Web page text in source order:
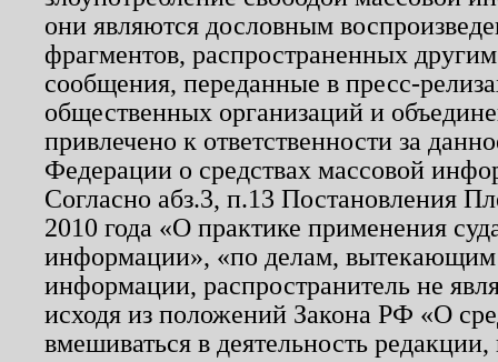
они являются дословным
фрагментов, распространенных
сообщения, переданные в пресс-
общественных организаций и
привлечено к ответственности за
Федерации о средствах массовой
Согласно абз.3, п.13 Постановления
2010 года «О практике применения
информации», «по делам, вытекающим
информации, распространитель не
исходя из положений Закона РФ «О
вмешиваться в деятельность